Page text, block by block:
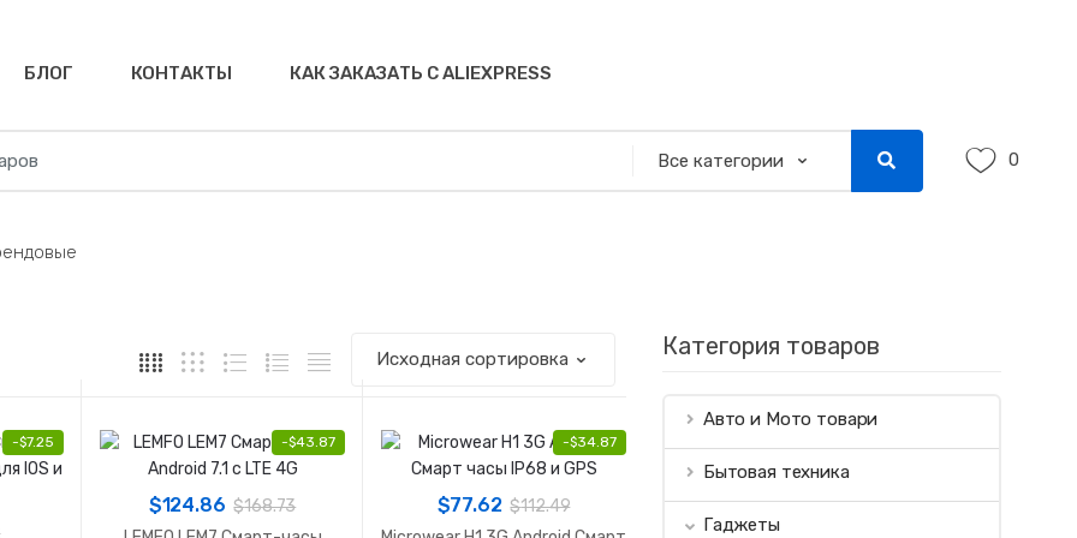
БЛОГ КОНТАКТЫ КАК ЗАКАЗАТЬ С ALIEXPRESS
0
-$7.25 -$43.87
$124.86 $168.73
-$34.87
$77.62 $112.49
Категория товаров
Авто и Мото товари
Бытовая техника
Гаджеты